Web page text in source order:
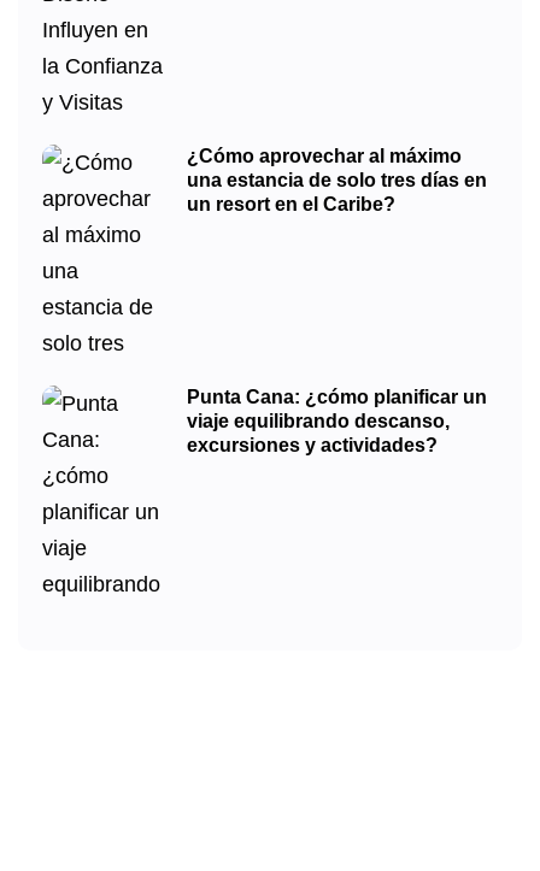
¿Cómo aprovechar al máximo
una estancia de solo tres días en
un resort en el Caribe?
Punta Cana: ¿cómo planificar un
viaje equilibrando descanso,
excursiones y actividades?